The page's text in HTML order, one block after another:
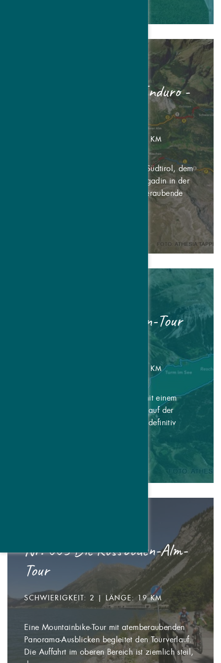
Nr. 001 3-Länder - Enduro -
SCHWIERIGKEIT: 3 | LÄNGE: 36 KM
Biken zwischen dem Vinschgau in Südtirol, dem
österreichischen Inntal und dem Engadin in der
Schweiz: drei Staaten, eine atemberaubende
Nr. 002 Plamortböden-Tour
SCHWIERIGKEIT: 2 | LÄNGE: 25 KM
Es gibt nur wenige Hochplateaus mit einem
derartigen Blick ins Vinschgau wie auf der
Anhöhe Plamort. Diese Aussicht ist definitiv
Nr. 003 Die Rossboden-Alm-
Tour
SCHWIERIGKEIT: 2 | LÄNGE: 19 KM
Eine Mountainbike-Tour mit atemberaubenden
Panorama-Ausblicken begleitet den Tourverlauf.
Die Auffahrt im oberen Bereich ist ziemlich steil,